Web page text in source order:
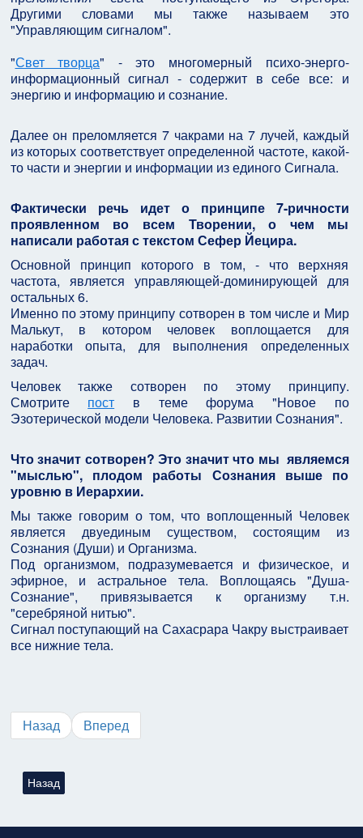
Другими словами мы также называем это
"Управляющим сигналом".
"Свет творца" - это многомерный психо-энерго-
информационный сигнал - содержит в себе все: и
энергию и информацию и сознание.
Далее он преломляется 7 чакрами на 7 лучей, каждый
из которых соответствует определенной частоте, какой-
то части и энергии и информации из единого Сигнала.
Фактически речь идет о принципе 7-ричности
проявленном во всем Творении, о чем мы
написали работая с текстом Сефер Йецира.
Основной принцип которого в том, - что верхняя
частота, является управляющей-доминирующей для
остальных 6.
Именно по этому принципу сотворен в том числе и Мир
Малькут, в котором человек воплощается для
наработки опыта, для выполнения определенных
задач.
Человек также сотворен по этому принципу.
Смотрите пост в теме форума "Новое по
Эзотерической модели Человека. Развитии Сознания".
Что значит сотворен? Это значит что мы являемся
"мыслью", плодом работы Сознания выше по
уровню в Иерархии.
Мы также говорим о том, что воплощенный Человек
является двуединым существом, состоящим из
Сознания (Души) и Организма.
Под организмом, подразумевается и физическое, и
эфирное, и астральное тела. Воплощаясь "Душа-
Сознание", привязывается к организму т.н.
"серебряной нитью".
Сигнал поступающий на Сахасрара Чакру выстраивает
все нижние тела.
Назад Вперед
Предыдущий: Книга 1. Философия Эзотерики. Договор
Назад